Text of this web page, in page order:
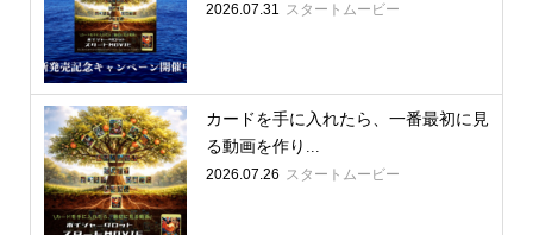
2026.07.31 スタートムービー
カードを手に入れたら、一番最初に見
る動画を作り...
2026.07.26 スタートムービー